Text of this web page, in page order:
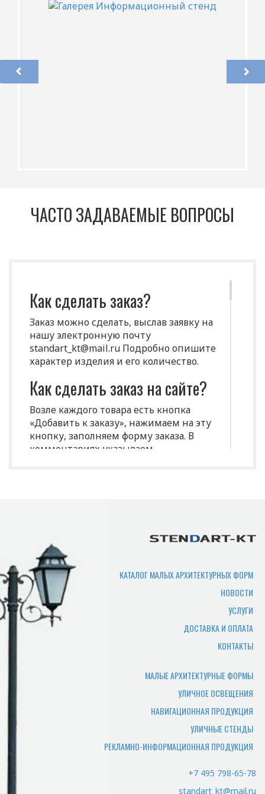
ЧАСТО ЗАДАВАЕМЫЕ ВОПРОСЫ
Как сделать заказ?
Заказ можно сделать, выслав заявку на
нашу электронную почту
standart_kt@mail.ru Подробно опишите
характер изделия и его количество.
Как сделать заказ на сайте?
Возле каждого товара есть кнопка
«Добавить к заказу», нажимаем на эту
кнопку, заполняем форму заказа. В
комментариях указываем
Срок производства продукции зависит
от нужного количества изделий,
сложности изготовления,
загруженности производства. В
среднем составляет 7-10 рабочих дней.
Где можно самому забрать
производства, или по адресу офиса.
Какие документы нужны
чтобы забрать заказ
КАТАЛОГ МАЛЫХ АРХИТЕКТУРНЫХ ФОРМ
НОВОСТИ
УСЛУГИ
ДОСТАВКА И ОПЛАТА
КОНТАКТЫ
МАЛЫЕ АРХИТЕКТУРНЫЕ ФОРМЫ
УЛИЧНОЕ ОСВЕЩЕНИЯ
НАВИГАЦИОННАЯ ПРОДУКЦИЯ
УЛИЧНЫЕ СТЕНДЫ
РЕКЛАМНО-ИНФОРМАЦИОННАЯ ПРОДУКЦИЯ
+7 495 798-65-78
standart_kt@mail.ru